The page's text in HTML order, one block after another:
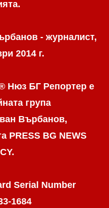
- журналист,
2014 г.
Нюз БГ Репортере
група
Върбанов,
PRESS BG NEWS
Serial Number
1684